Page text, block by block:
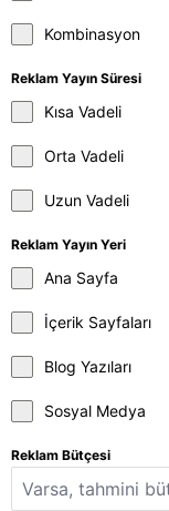
Kombinasyon
Reklam Yayın Süresi
Kısa Vadeli
Orta Vadeli
Uzun Vadeli
Reklam Yayın Yeri
Ana Sayfa
İçerik Sayfaları
Blog Yazıları
Sosyal Medya
Reklam Bütçesi